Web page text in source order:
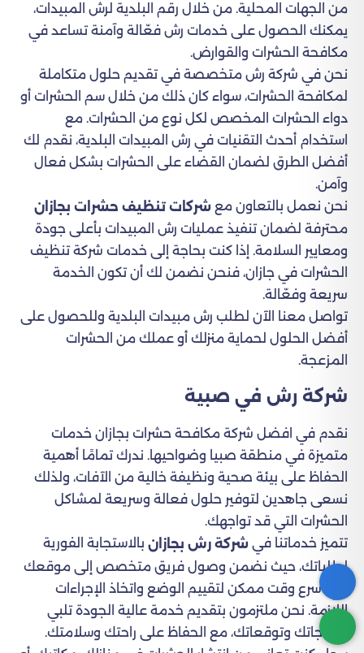
من الجهات المحلية. من خلال رقم البلدية لرش المبيدات،
يمكنك الحصول على خدمات رش فعّالة وآمنة تساعد في
مكافحة الحشرات والقوارض.
نحن في شركة رش متخصصة في تقديم حلول متكاملة
لمكافحة الحشرات، سواء كان ذلك من خلال سم الحشرات أو
دواء الحشرات المخصص لكل نوع من الحشرات. مع
استخدام أحدث التقنيات في رش المبيدات البلدية، نقدم لك
أفضل الطرق لضمان القضاء على الحشرات بشكل فعال
وآمن.
نحن نعمل بالتعاون مع شركات تنظيف حشرات بجازان
محترفة لضمان تنفيذ عمليات رش المبيدات بأعلى جودة
ومعايير السلامة. إذا كنت بحاجة إلى خدمات شركة تنظيف
الحشرات في جازان، فنحن نضمن لك أن تكون الخدمة
سريعة وفعّالة.
تواصل معنا الآن لطلب رش مبيدات البلدية وللحصول على
أفضل الحلول لحماية منزلك أو عملك من الحشرات
المزعجة.
شركة رش في صبية
نقدم في افضل شركة مكافحة حشرات بجازان خدمات
متميزة في منطقة صبيا وضواحيها. ندرك تمامًا أهمية
الحفاظ على بيئة صحية ونظيفة خالية من الآفات، ولذلك
نسعى جاهدين لتوفير حلول فعالة وسريعة لمشاكل
الحشرات التي قد تواجهك.
تتميز خدماتنا في شركة رش بجازان بالاستجابة الفورية
لطلباتك، حيث نضمن وصول فريق متخصص إلى موقعك
في أسرع وقت ممكن لتقييم الوضع واتخاذ الإجراءات
اللازمة. نحن ملتزمون بتقديم خدمة عالية الجودة تلبي
احتياجاتك وتوقعاتك، مع الحفاظ على راحتك وسلامتك.